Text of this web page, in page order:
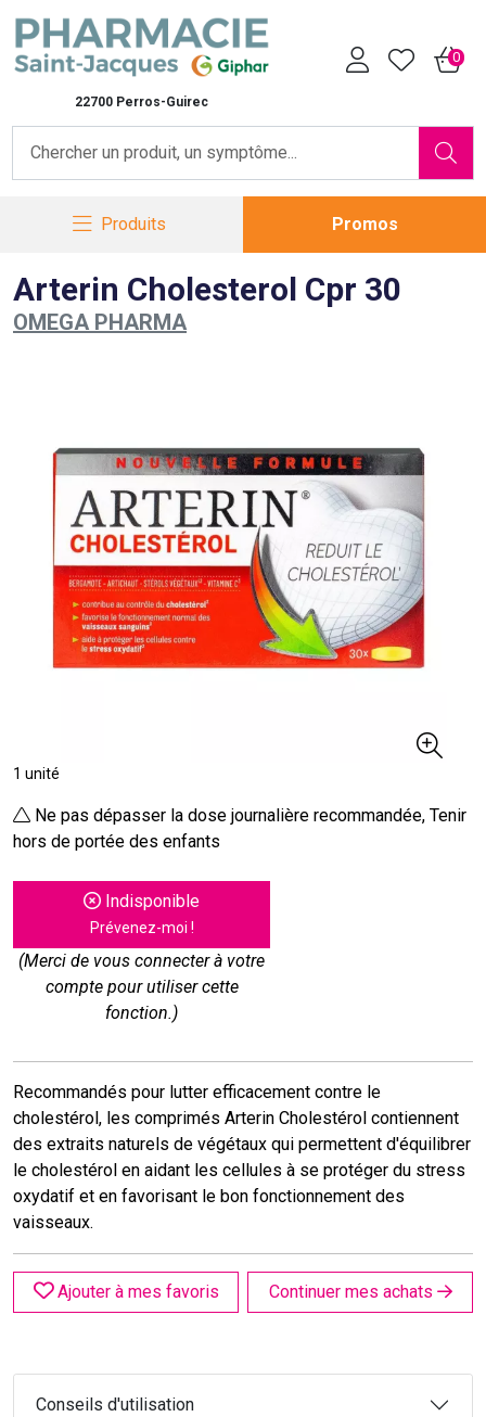
22700 Perros-Guirec
0
Produits Promos
Arterin Cholesterol Cpr 30
OMEGA PHARMA
1 unité
Ne pas dépasser la dose journalière recommandée, Tenir
hors de portée des enfants
Indisponible
Prévenez-moi !
(Merci de vous connecter à votre
compte pour utiliser cette
fonction.)
Recommandés pour lutter efficacement contre le
cholestérol, les comprimés Arterin Cholestérol contiennent
des extraits naturels de végétaux qui permettent d'équilibrer
le cholestérol en aidant les cellules à se protéger du stress
oxydatif et en favorisant le bon fonctionnement des
vaisseaux.
Ajouter à mes favoris Continuer mes achats
Conseils d'utilisation